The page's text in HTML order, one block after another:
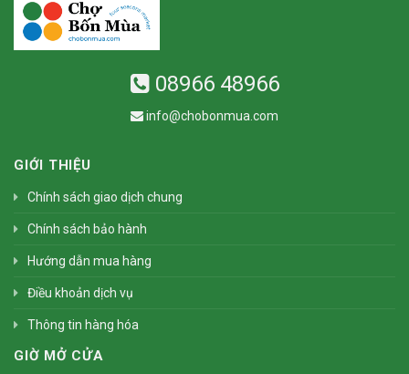
08966 48966
info@chobonmua.com
GIỚI THIỆU
Chính sách giao dịch chung
Chính sách bảo hành
Hướng dẫn mua hàng
Điều khoản dịch vụ
Thông tin hàng hóa
GIỜ MỞ CỬA